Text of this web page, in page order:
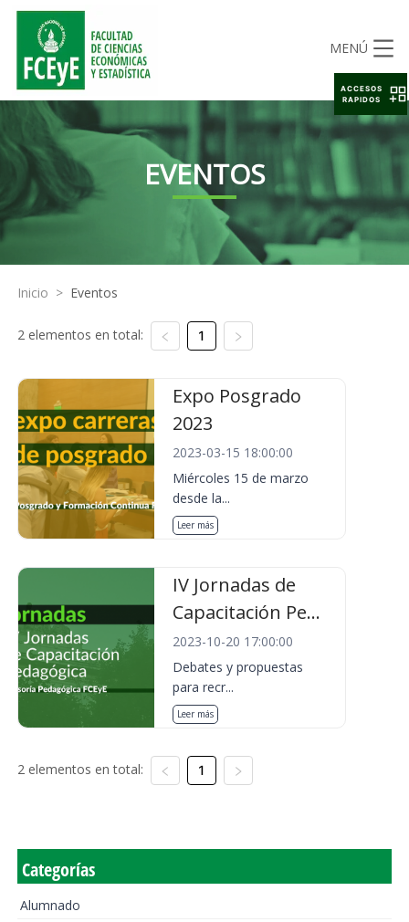
MENÚ
EVENTOS
Inicio > Eventos
2 elementos en total: 1
Expo Posgrado
2023
2023-03-15 18:00:00
Miércoles 15 de marzo
desde la...
Leer más
IV Jornadas de
Capacitación Pe...
2023-10-20 17:00:00
Debates y propuestas
para recr...
Leer más
2 elementos en total: 1
Categorías
Alumnado
ACCESOS
RAPIDOS